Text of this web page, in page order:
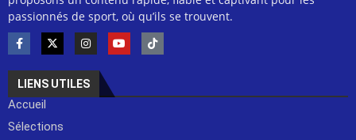
passionnés de sport, où qu’ils se trouvent.
LIENS UTILES
Accueil
Sélections